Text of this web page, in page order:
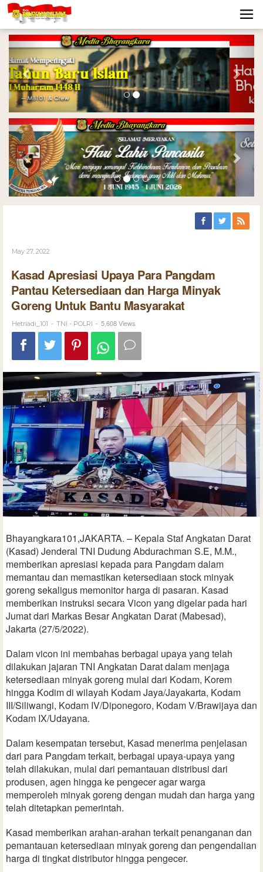
Previous Next
Previous Next
May 27, 2022
Kasad Apresiasi Upaya Para Pangdam
Pantau Ketersediaan dan Harga Minyak
Goreng Untuk Bantu Masyarakat
Hetriadi_101 - TNI - POLRI - 5,608 Views
Bhayangkara101,JAKARTA. – Kepala Staf Angkatan Darat
(Kasad) Jenderal TNI Dudung Abdurachman S.E, M.M.,
memberikan apresiasi kepada para Pangdam dalam
memantau dan memastikan ketersediaan stock minyak
goreng sekaligus memonitor harga di pasaran. Kasad
memberikan instruksi secara Vicon yang digelar pada hari
Jumat dari Markas Besar Angkatan Darat (Mabesad),
Jakarta (27/5/2022).
Dalam vicon ini membahas berbagai upaya yang telah
dilakukan jajaran TNI Angkatan Darat dalam menjaga
ketersediaan minyak goreng mulai dari Kodam, Korem
hingga Kodim di wilayah Kodam Jaya/Jayakarta, Kodam
III/Siliwangi, Kodam IV/Diponegoro, Kodam V/Brawijaya dan
Kodam IX/Udayana.
Dalam kesempatan tersebut, Kasad menerima penjelasan
dari para Pangdam terkait, berbagai upaya-upaya yang
telah dilakukan, mulai dari pemantauan distribusi dari
produsen, agen hingga ke pengecer agar warga
memperoleh minyak goreng dengan mudah dan harga yang
telah ditetapkan pemerintah.
Kasad memberikan arahan-arahan terkait penanganan dan
pemantauan ketersediaan minyak goreng dan pengendalian
harga di tingkat distributor hingga pengecer.